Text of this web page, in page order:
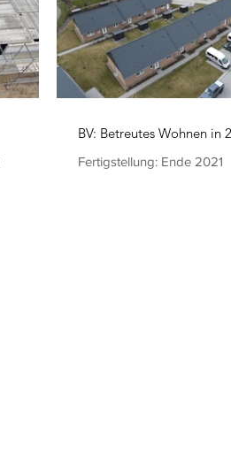
BV: Betreutes Wohnen in
Fertigstellung: Ende 2021